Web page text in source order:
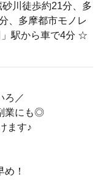
川徒歩約21分、多
、多摩都市モノレ
」駅から車で4分 ☆
ろ／
業にも◎
ます♪
！